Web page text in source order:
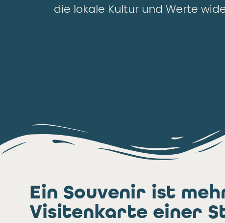
die lokale Kultur und Werte
Ein Souvenir ist
Visitenkarte einer